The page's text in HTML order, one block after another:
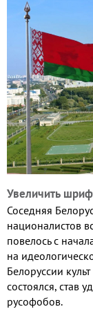
Увеличить
Соседняя
националистов
повелось с
на
Белоруссии
состоялся, став
русофобов.